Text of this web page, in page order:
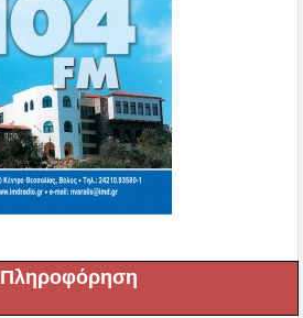
Πληροφόρηση